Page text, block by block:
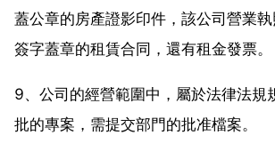
蓋公章的房產證影印件，該公司營業
簽字蓋章的租賃合同，還有租金發票。
9、公司的經營範圍中，屬於法律法規
批的專案，需提交部門的批准檔案。